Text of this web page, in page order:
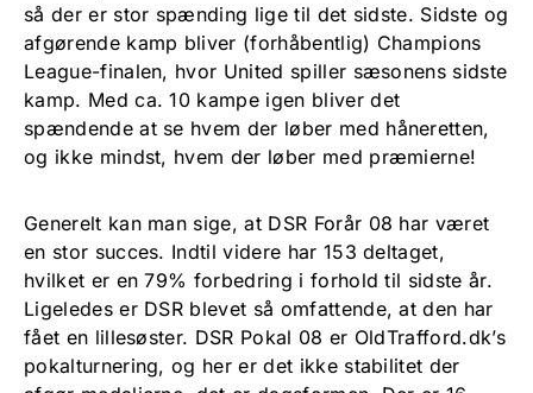
så der er stor spænding lige til det sidste. Sidste og
afgørende kamp bliver (forhåbentlig) Champions
League-finalen, hvor United spiller sæsonens sidste
kamp. Med ca. 10 kampe igen bliver det
spændende at se hvem der løber med håneretten,
og ikke mindst, hvem der løber med præmierne!
Generelt kan man sige, at DSR Forår 08 har været
en stor succes. Indtil videre har 153 deltaget,
hvilket er en 79% forbedring i forhold til sidste år.
Ligeledes er DSR blevet så omfattende, at den har
fået en lillesøster. DSR Pokal 08 er OldTrafford.dk’s
pokalturnering, og her er det ikke stabilitet der